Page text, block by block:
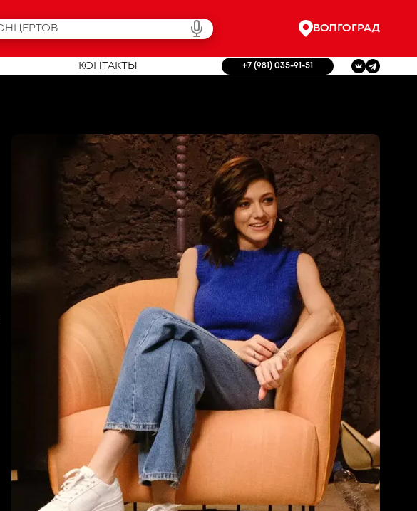
ВОЛГОГРАД
КОНТАКТЫ +7 (981) 035-91-51